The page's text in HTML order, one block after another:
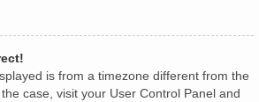
is from a timezone different from the
case, visit your User Control Panel and